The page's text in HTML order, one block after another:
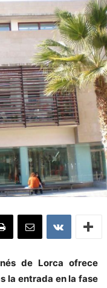
de Lorca ofrece
la entrada en la fase